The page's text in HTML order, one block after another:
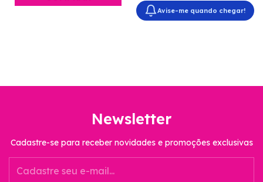
Avise-me quando chegar!
Newsletter
Cadastre-se para receber novidades e promoções exclusivas